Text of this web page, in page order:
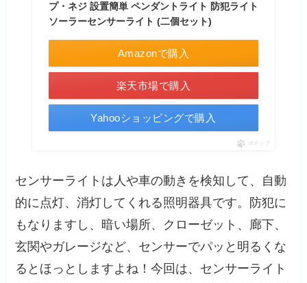
プ・ネジ 設置簡単 ペンダントライト 防犯ライト
ソーラーセンサーライト (二個セット)
Amazonで購入
楽天市場で購入
Yahooショッピングで購入
ポチップ
センサーライトは人や車の動きを検知して、自動
的に点灯、消灯してくれる照明器具です。防犯に
もなりますし、暗い場所、クローゼット、廊下、
玄関やガレージなど、センサーでパッと明るくな
るとほっとしますよね！今回は、センサーライト